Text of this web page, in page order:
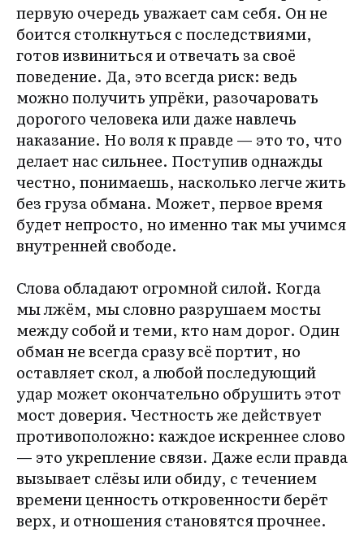
первую очередь уважает сам себя. Он не
боится столкнуться с последствиями,
готов извиниться и отвечать за своё
поведение. Да, это всегда риск: ведь
можно получить упрёки, разочаровать
дорогого человека или даже навлечь
наказание. Но воля к правде — это то, что
делает нас сильнее. Поступив однажды
честно, понимаешь, насколько легче жить
без груза обмана. Может, первое время
будет непросто, но именно так мы учимся
внутренней свободе.
Слова обладают огромной силой. Когда
мы лжём, мы словно разрушаем мосты
между собой и теми, кто нам дорог. Один
обман не всегда сразу всё портит, но
оставляет скол, а любой последующий
удар может окончательно обрушить этот
мост доверия. Честность же действует
противоположно: каждое искреннее слово
— это укрепление связи. Даже если правда
вызывает слёзы или обиду, с течением
времени ценность откровенности берёт
верх, и отношения становятся прочнее.